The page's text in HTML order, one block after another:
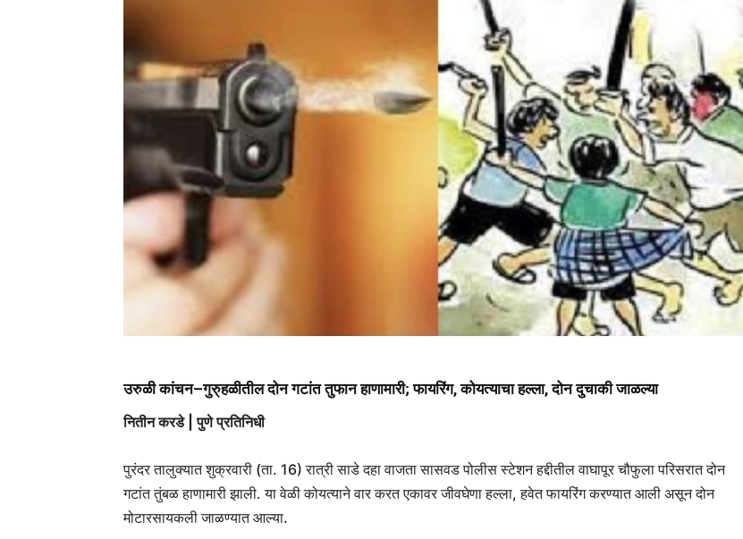
उरुळी कांचन–गुरु्हळीतील दोन गटांत तुफान हाणामारी; फायरिंग, कोयत्याचा हल्ला, दोन दुचाकी जाळल्या
नितीन करडे | पुणे प्रतिनिधी
पुरंदर तालुक्यात शुक्रवारी (ता. 16) रात्री साडे दहा वाजता सासवड पोलीस स्टेशन हद्दीतील वाघापूर चौफुला परिसरात दोन
गटांत तुंबळ हाणामारी झाली. या वेळी कोयत्याने वार करत एकावर जीवघेणा हल्ला, हवेत फायरिंग करण्यात आली असून दोन
मोटारसायकली जाळण्यात आल्या.